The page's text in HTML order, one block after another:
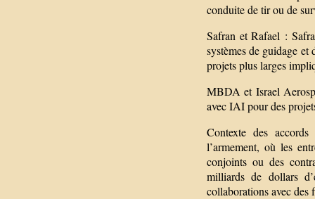
conduite de tir ou de
Safran et Rafael :
systèmes de guidage et
projets plus larges
MBDA et Israel
avec IAI pour des
Contexte des
l’armement, où les
conjoints ou des
milliards de dollars
collaborations avec des